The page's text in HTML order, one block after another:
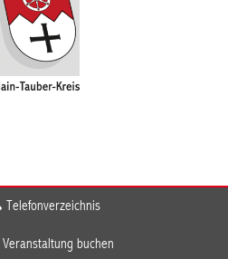
Telefonverzeichnis
Veranstaltung buchen